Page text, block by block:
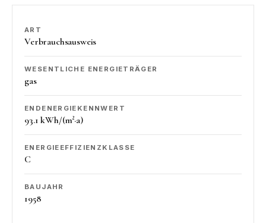
ART
Verbrauchsausweis
WESENTLICHE ENERGIETRÄGER
gas
ENDENERGIEKENNWERT
93.1 kWh/(m²·a)
ENERGIEEFFIZIENZKLASSE
C
BAUJAHR
1958